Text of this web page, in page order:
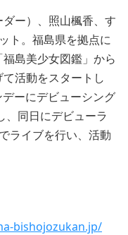
ー）、照山楓香、す
ト。福島県を拠点に
島美少女図鑑」から
活動をスタートし
ーにデビューシング
、同日にデビューラ
ライブを行い、活動
bishojozukan.jp/